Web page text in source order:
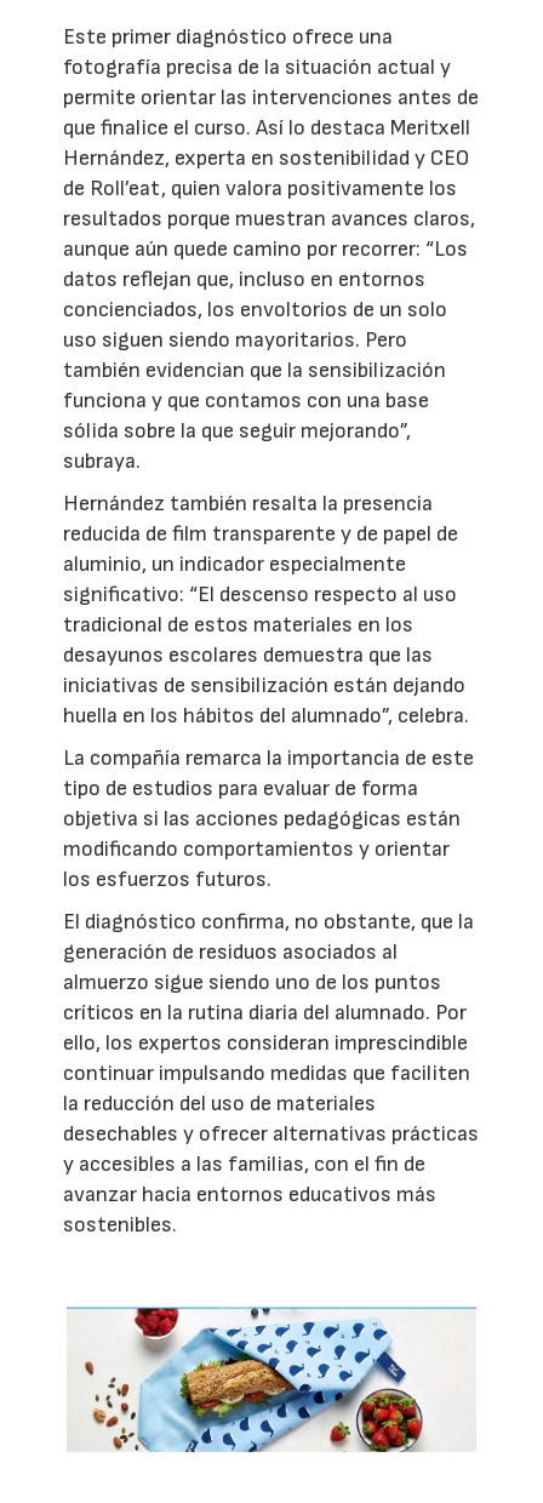
Este primer diagnóstico ofrece una
fotografía precisa de la situación actual y
permite orientar las intervenciones antes de
que finalice el curso. Así lo destaca Meritxell
Hernández, experta en sostenibilidad y CEO
de Roll’eat, quien valora positivamente los
resultados porque muestran avances claros,
aunque aún quede camino por recorrer: “Los
datos reflejan que, incluso en entornos
concienciados, los envoltorios de un solo
uso siguen siendo mayoritarios. Pero
también evidencian que la sensibilización
funciona y que contamos con una base
sólida sobre la que seguir mejorando”,
subraya.
Hernández también resalta la presencia
reducida de film transparente y de papel de
aluminio, un indicador especialmente
significativo: “El descenso respecto al uso
tradicional de estos materiales en los
desayunos escolares demuestra que las
iniciativas de sensibilización están dejando
huella en los hábitos del alumnado”, celebra.
La compañía remarca la importancia de este
tipo de estudios para evaluar de forma
objetiva si las acciones pedagógicas están
modificando comportamientos y orientar
los esfuerzos futuros.
El diagnóstico confirma, no obstante, que la
generación de residuos asociados al
almuerzo sigue siendo uno de los puntos
críticos en la rutina diaria del alumnado. Por
ello, los expertos consideran imprescindible
continuar impulsando medidas que faciliten
la reducción del uso de materiales
desechables y ofrecer alternativas prácticas
y accesibles a las familias, con el fin de
avanzar hacia entornos educativos más
sostenibles.